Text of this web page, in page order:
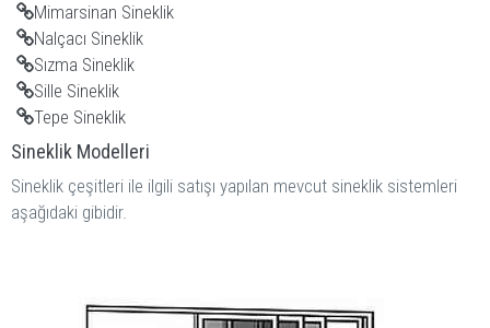
Mimarsinan Sineklik
Nalçacı Sineklik
Sızma Sineklik
Sille Sineklik
Tepe Sineklik
Sineklik Modelleri
Sineklik çeşitleri ile ilgili satışı yapılan mevcut sineklik sistemleri
aşağıdaki gibidir.